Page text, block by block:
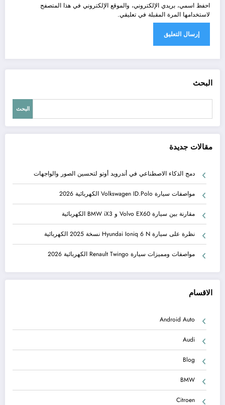
احفظ اسمي، بريدي الإلكتروني، والموقع الإلكتروني في هذا المتصفح
لاستخدامها المرة المقبلة في تعليقي.
البحث
البحث
مقالات جديدة
دمج الذكاء الاصطناعي في أندرويد أوتو لتحسين الصور والواجهات
مواصفات سيارة Volkswagen ID.Polo الكهربائية 2026
مقارنة بين سيارة Volvo EX60 و BMW iX3 الكهربائية
نظرة على سيارة Hyundai Ioniq 6 N نسخة 2025 الكهربائية
مواصفات ومميزات سيارة Renault Twingo الكهربائية 2026
الاقسام
Android Auto
Audi
Blog
BMW
Citroen